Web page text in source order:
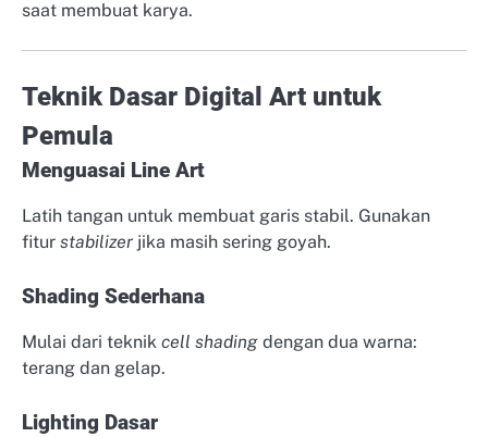
saat membuat karya.
Teknik Dasar Digital Art untuk
Pemula
Menguasai Line Art
Latih tangan untuk membuat garis stabil. Gunakan
fitur stabilizer jika masih sering goyah.
Shading Sederhana
Mulai dari teknik cell shading dengan dua warna:
terang dan gelap.
Lighting Dasar